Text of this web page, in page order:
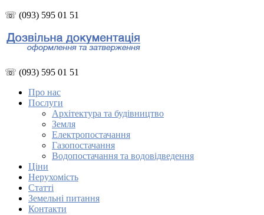
☏ (093) 595 01 51
☏ (093) 595 01 51
Про нас
Послуги
Архітектура та будівництво
Земля
Електропостачання
Газопостачання
Водопостачання та водовідведення
Ціни
Нерухомість
Статті
Земельні питання
Контакти